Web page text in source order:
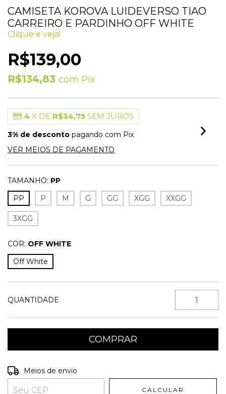
CAMISETA KOROVA LUIDEVERSO TIAO
CARREIRO E PARDINHO OFF WHITE
Clique e veja!
R$139,00
R$134,83 com Pix
4 X DE R$34,75 SEM JUROS
3% de desconto pagando com Pix
VER MEIOS DE PAGAMENTO
TAMANHO: PP
PP
P M G GG XGG XXGG
3XGG
COR: OFF WHITE
Off White
QUANTIDADE
Entregas para o CEP:
Meios de envio
CALCULAR